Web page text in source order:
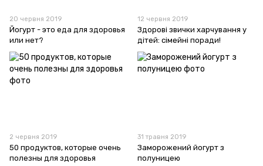
20 червня 2019
Йогурт - это еда для здоровья
или нет?
12 червня 2019
Здорові звички харчування у
дітей: сімейні поради!
2 червня 2019
50 продуктов, которые очень
полезны для здоровья
31 травня 2019
Заморожений йогурт з
полуницею